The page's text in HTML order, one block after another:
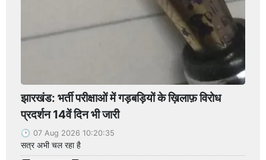
झारखंड: भर्ती परीक्षाओं में गड़बड़ियों के ख़िलाफ़ विरोध
प्रदर्शन 14वें दिन भी जारी
07 Aug 2026 10:20:35
सत्र अभी चल रहा है